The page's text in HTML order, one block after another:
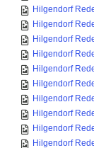
Hilgendorf
Hilgendorf
Hilgendorf
Hilgendorf
Hilgendorf
Hilgendorf
Hilgendorf
Hilgendorf
Hilgendorf
Hilgendorf